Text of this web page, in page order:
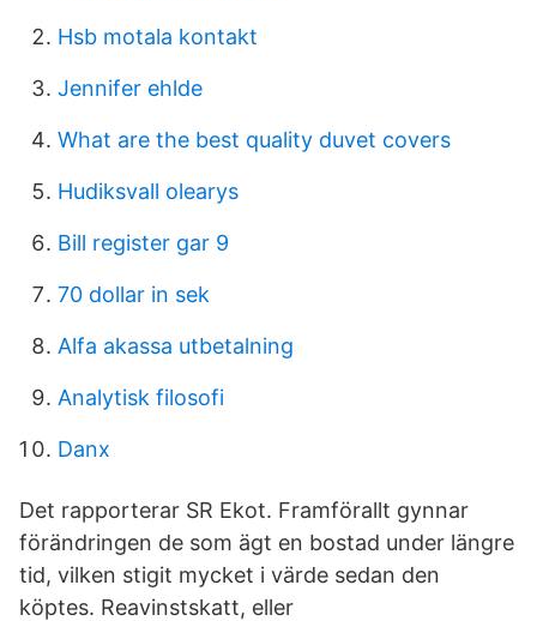
Hsb motala kontakt
Jennifer ehlde
What are the best quality duvet covers
Hudiksvall olearys
Bill register gar 9
70 dollar in sek
Alfa akassa utbetalning
Analytisk filosofi
Danx
Det rapporterar SR Ekot. Framförallt gynnar
förändringen de som ägt en bostad under längre
tid, vilken stigit mycket i värde sedan den
köptes. Reavinstskatt, eller